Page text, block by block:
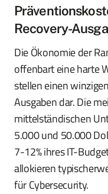
Recovery-
Die Ökonomie der
offenbart eine harte
stellen einen
Ausgaben dar. Die
mittelständischen
5.000 und 50.000
7-12% ihres IT-
allokieren
für Cybersecurity.